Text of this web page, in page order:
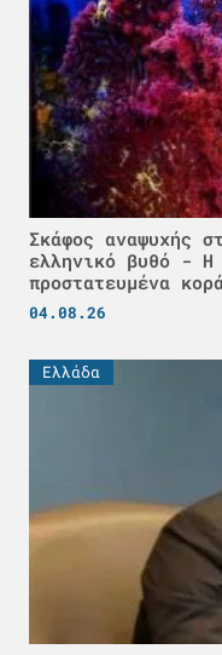
Σκάφος αναψυχής
ελληνικό βυθό - H
προστατευμένα
04.08.26
Ελλάδα